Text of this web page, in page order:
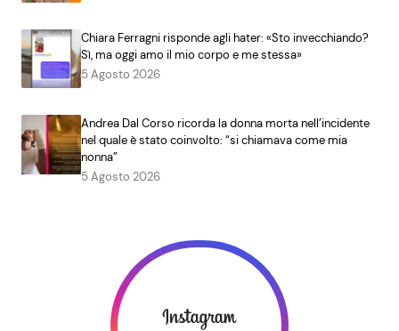
Chiara Ferragni risponde agli hater: «Sto invecchiando?
Sì, ma oggi amo il mio corpo e me stessa»
5 Agosto 2026
Andrea Dal Corso ricorda la donna morta nell’incidente
nel quale è stato coinvolto: “si chiamava come mia
nonna”
5 Agosto 2026